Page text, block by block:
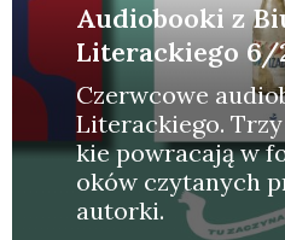
Audiobooki z
Literackiego 6/
Czerw­co­we
Lite­rac­kie­go.
kie powra­ca­ją w
oków czy­ta­nych
autor­ki.